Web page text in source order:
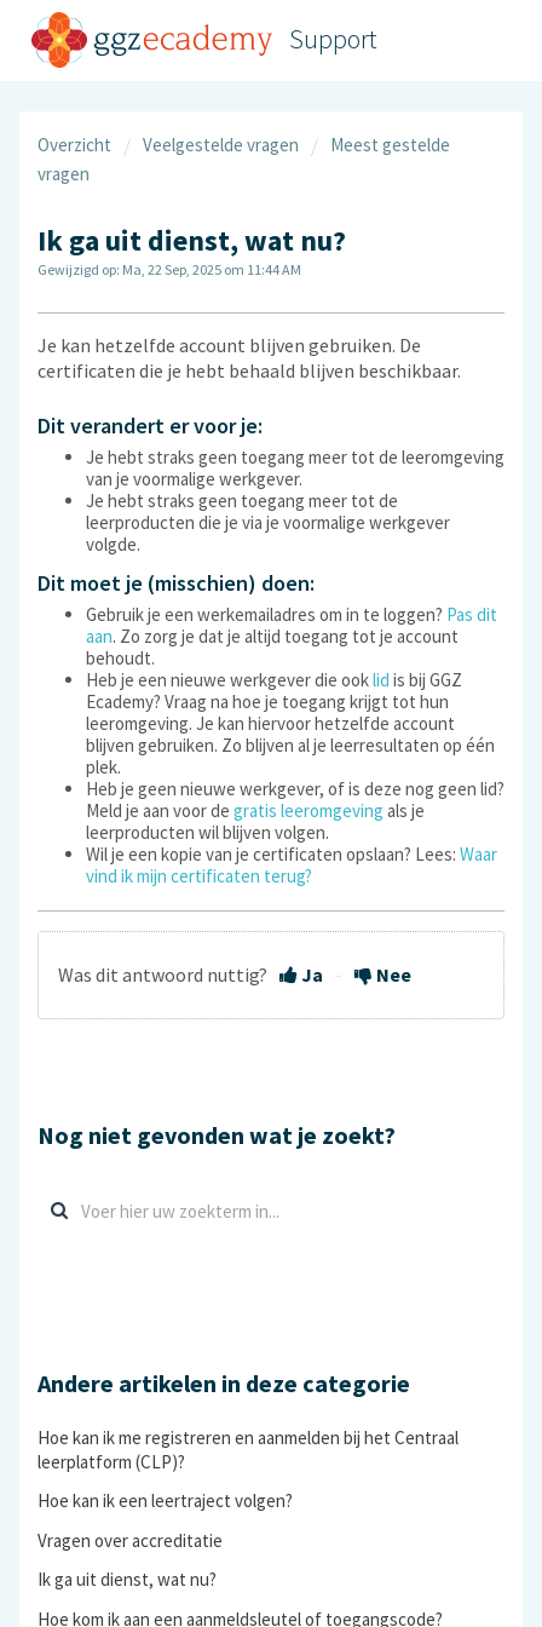
Support
Overzicht Veelgestelde vragen
Meest gestelde
vragen
Ik ga uit dienst, wat nu?
Gewijzigd op: Ma, 22 Sep, 2025 om 11:44 AM
Je kan hetzelfde account blijven gebruiken. De
certificaten die je hebt behaald blijven beschikbaar.
Dit verandert er voor je:
Je hebt straks geen toegang meer tot de leeromgeving
van je voormalige werkgever.
Je hebt straks geen toegang meer tot de
leerproducten die je via je voormalige werkgever
volgde.
Dit moet je (misschien) doen:
Gebruik je een werkemailadres om in te loggen? Pas dit
aan. Zo zorg je dat je altijd toegang tot je account
behoudt.
Heb je een nieuwe werkgever die ooklid is bij GGZ
Ecademy? Vraag na hoe je toegang krijgt tot hun
leeromgeving. Je kan hiervoor hetzelfde account
blijven gebruiken. Zo blijven al je leerresultaten op één
plek.
Heb je geen nieuwe werkgever, of is deze nog geen lid?
Meld je aan voor de gratis leeromgeving als je
leerproducten wil blijven volgen.
Wil je een kopie van je certificaten opslaan? Lees: Waar
vind ik mijn certificaten terug?
Was dit antwoord nuttig? Ja Nee
Nog niet gevonden wat je zoekt?
Andere artikelen in deze categorie
Hoe kan ik me registreren en aanmelden bij het Centraal
leerplatform (CLP)?
Hoe kan ik een leertraject volgen?
Vragen over accreditatie
Ik ga uit dienst, wat nu?
Hoe kom ik aan een aanmeldsleutel of toegangscode?